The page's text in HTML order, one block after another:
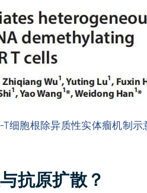
T细胞根除异质性实体瘤机制示
抗原扩散？